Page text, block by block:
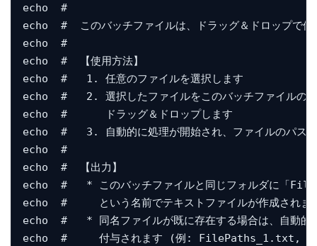
echo  #
echo  #  このバッチファイルは、ドラッグ＆ドロップで
echo  #
echo  #  【使用方法】
echo  #   1. 任意のファイルを選択しま
echo  #   2. 選択したファイルをこのバッチファイ
echo  #      ドラッグ＆ドロップします
echo  #   3. 自動的に処理が開始され、ファイルの
echo  #
echo  #  【出力】
echo  #   * このバッチファイルと同じフォルダ
echo  #     という名前でテキストファイルが作
echo  #   * 同名ファイルが既に存在する場合は、
echo  #     付与されます (例: